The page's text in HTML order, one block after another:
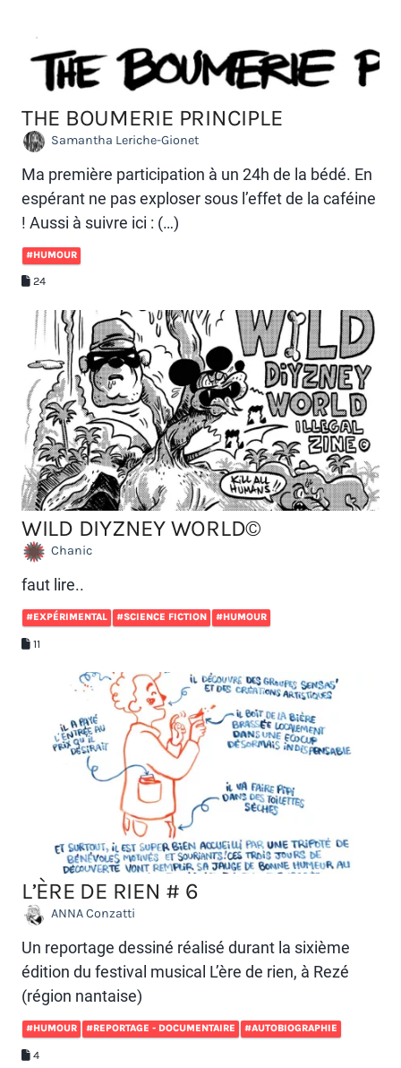
THE BOUMERIE PRINCIPLE
Samantha Leriche-Gionet
Ma première participation à un 24h de la bédé. En
espérant ne pas exploser sous l’effet de la caféine
! Aussi à suivre ici : (…)
#HUMOUR
24
WILD DIYZNEY WORLD©
Chanic
faut lire..
#EXPÉRIMENTAL #SCIENCE FICTION #HUMOUR
11
L’ÈRE DE RIEN # 6
ANNA Conzatti
Un reportage dessiné réalisé durant la sixième
édition du festival musical L’ère de rien, à Rezé
(région nantaise)
#HUMOUR #REPORTAGE - DOCUMENTAIRE #AUTOBIOGRAPHIE
4